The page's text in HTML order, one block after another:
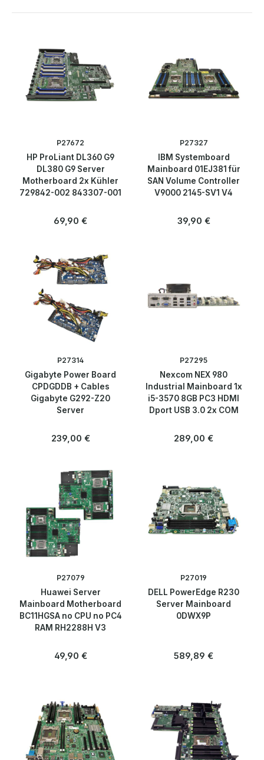
Backplanes
Control Panels
Laufwerke
Mainboard & Prozessoren
Prozessoren
Systemboards
Netzteile & Kühlung
Switch Module
Netzwerktechnik
Server
Software
Speicherlösungen & SSDs
Telekommunikation
Über uns
P27672
HP ProLiant DL360 G9
DL380 G9 Server
Motherboard 2x Kühler
729842-002 843307-001
Regulärer Preis:
69,90 €
P27327
IBM Systemboard
Mainboard 01EJ381 für
SAN Volume Controller
V9000 2145-SV1 V4
Regulärer Preis:
39,90 €
P27314
Gigabyte Power Board
CPDGDDB + Cables
Gigabyte G292-Z20
Server
Regulärer Preis:
239,00 €
P27295
Nexcom NEX 980
Industrial Mainboard 1x
i5-3570 8GB PC3 HDMI
Dport USB 3.0 2x COM
Regulärer Preis:
289,00 €
P27079
Huawei Server
Mainboard Motherboard
BC11HGSA no CPU no PC4
RAM RH2288H V3
Regulärer Preis:
49,90 €
P27019
DELL PowerEdge R230
Server Mainboard
0DWX9P
Regulärer Preis:
589,89 €